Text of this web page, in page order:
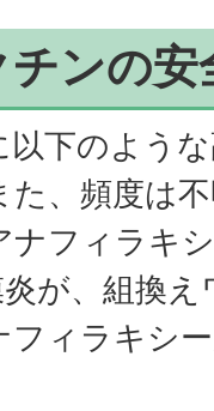
ンの安
以下のよう
た、頻度は
フィラキ
が、組換
フィラキシ